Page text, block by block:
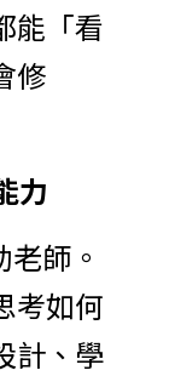
能「看
修
力
師。
考如何
計、學